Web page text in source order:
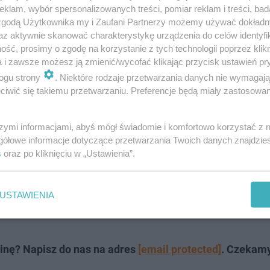
jednak trafiają pod oko europejskich prawników i
Danych orzekła, że korzystanie z umów wzorcowych
wnioskowała nawet o wstrzymanie przetwarzania
takiego się nie wydarzyło. Teraz sprawa została
będą pod ścianą i będę miały duże problemy prawne
Facebooka czy Instagrama w Europie nie są
Napisz do nas na adres [email protected] .
wybór spersonalizowanych treści, pomiar reklam i treści,
Użytkownika my i Zaufani Partnerzy możemy używać
aktywnie skanować charakterystykę urządzenia do celów
prosimy o zgodę na korzystanie z tych technologii poprzez
i zawsze możesz ją zmienić/wycofać klikając przycisk ustawień
strony
. Niektóre rodzaje przetwarzania danych nie
się takiemu przetwarzaniu. Preferencje będą miały
informacjami, abyś mógł świadomie i komfortowo korzystać z
informacje dotyczące przetwarzania Twoich danych
oraz po kliknięciu w „Ustawienia”.
USTAWIENIA